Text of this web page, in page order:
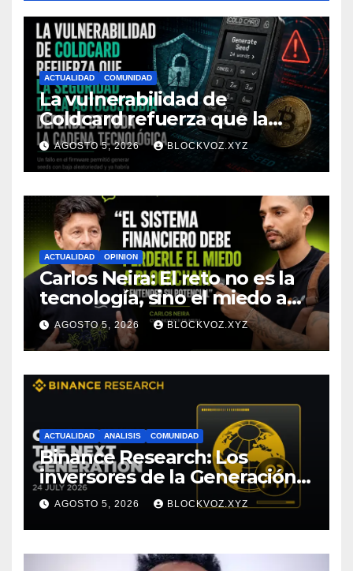
ACTUALIDAD COMUNIDAD
La vulnerabilidad de
Coldcard refuerza que la
seguridad de la autocustodia
depende de toda la cadena
tecnológica, afirma CoinEx
Research
AGOSTO 5, 2026 BLOCKVOZ.XYZ
ACTUALIDAD OPINION
Carlos Neira: El reto no es la
tecnología, sino el miedo a
entenderla
AGOSTO 5, 2026 BLOCKVOZ.XYZ
ACTUALIDAD ANALISIS COMUNIDAD
Binance Research: Los
inversores de la Generación Z
empiezan más jóvenes y
muestran mayor disciplina
financiera
AGOSTO 5, 2026 BLOCKVOZ.XYZ